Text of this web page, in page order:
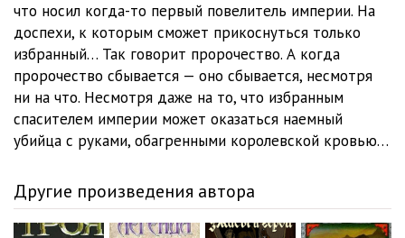
017 - Глава 16 19:24
018 - Глава 17
019 - Глава 18 18:54
020 - Глава 19
022 - Глава 21
023 - Глава 22 19:27
что носил когда-то первый повелитель империи. На
доспехи, к которым сможет прикоснуться только
избранный… Так говорит пророчество. А когда
пророчество сбывается — оно сбывается, несмотря
ни на что. Несмотря даже на то, что избранным
спасителем империи может оказаться наемный
убийца с руками, обагренными королевской кровью…
Другие произведения автора